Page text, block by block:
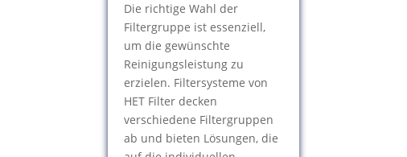
Die richtige Wahl der
Filtergruppe ist essenziell,
um die gewünschte
Reinigungsleistung zu
erzielen. Filtersysteme von
HET Filter decken
verschiedene Filtergruppen
ab und bieten Lösungen, die